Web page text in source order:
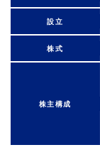
設立
株式
株主構成